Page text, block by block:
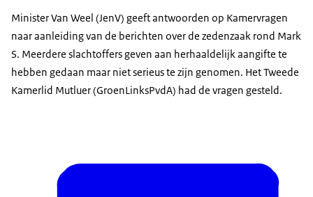
Minister Van Weel (JenV) geeft antwoorden op Kamervragen
naar aanleiding van de berichten over de zedenzaak rond Mark
S. Meerdere slachtoffers geven aan herhaaldelijk aangifte te
hebben gedaan maar niet serieus te zijn genomen. Het Tweede
Kamerlid Mutluer (GroenLinksPvdA) had de vragen gesteld.